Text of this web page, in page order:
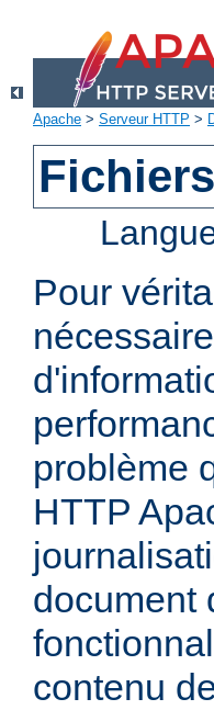
Apache > Serveur HTTP >
Pour
problème
HTTP
document
contenu